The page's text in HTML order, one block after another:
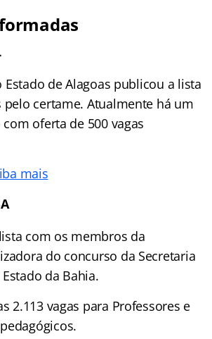
Estado de Alagoas publicou a lista
pelo certame. Atualmente há um
oferta de 500 vagas
mais
com os membros da
do concurso da Secretaria
da Bahia.
2.113 vagas para Professores e